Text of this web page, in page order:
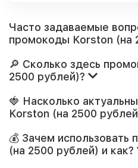
Часто задаваемые
промокоды Korston (на
🔎 Сколько здесь
2500 рублей)?
🍓 Насколько
Korston (на 2500
💰 Зачем
(на 2500 рублей) и как?